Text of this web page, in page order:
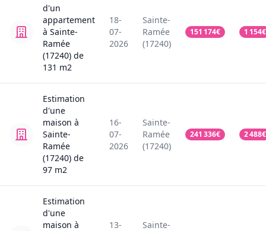
d'un
appartement
à Sainte-
Ramée
(17240) de
131 m2
18-
07-
2026
Sainte-
Ramée
(17240)
151 174€ 1 154€
Estimation
d'une
maison à
Sainte-
Ramée
(17240) de
97 m2
16-
07-
2026
Sainte-
Ramée
(17240)
241 336€ 2 488€
Estimation
d'une
maison à 13- Sainte-